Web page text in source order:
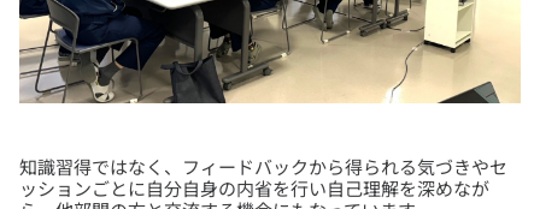
知識習得ではなく、フィードバックから得られる気づきやセ
ッションごとに自分自身の内省を行い自己理解を深めなが